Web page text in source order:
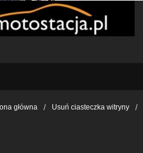
główna Usuń ciasteczka witryny